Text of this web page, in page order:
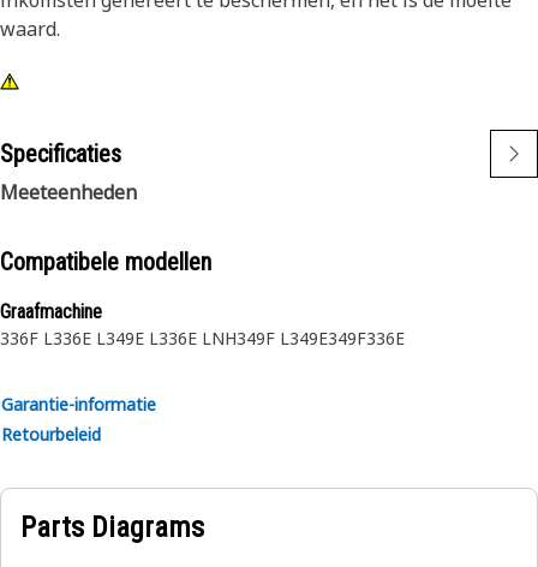
waard.
Specificaties
Meeteenheden
Compatibele modellen
Graafmachine
336F L336E L349E L336E LNH349F L349E349F336E
Garantie-informatie
Retourbeleid
Parts Diagrams